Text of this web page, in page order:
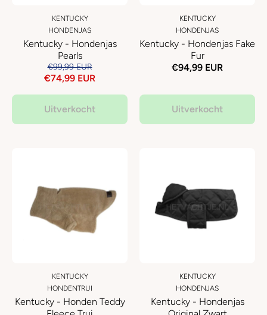
KENTUCKY
HONDENJAS
Kentucky - Hondenjas
Pearls
€99,99 EUR
€74,99 EUR
Uitverkocht
KENTUCKY
HONDENJAS
Kentucky - Hondenjas Fake
Fur
€94,99 EUR
Uitverkocht
KENTUCKY
HONDENTRUI
Kentucky - Honden Teddy
KENTUCKY
HONDENJAS
Kentucky - Hondenjas